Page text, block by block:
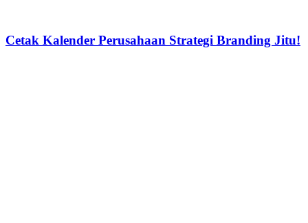
Cetak Kalender Perusahaan Strategi Branding Jitu!